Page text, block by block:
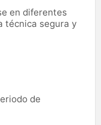
en diferentes
técnica segura y
de